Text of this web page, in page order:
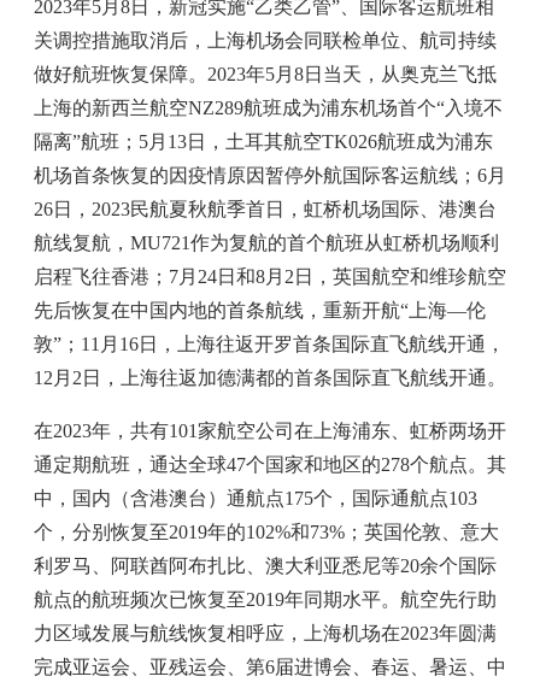
2023年5月8日，新冠实施“乙类乙管”、国际客运航班相
关调控措施取消后，上海机场会同联检单位、航司持续
做好航班恢复保障。2023年5月8日当天，从奥克兰飞抵
上海的新西兰航空NZ289航班成为浦东机场首个“入境不
隔离”航班；5月13日，土耳其航空TK026航班成为浦东
机场首条恢复的因疫情原因暂停外航国际客运航线；6月
26日，2023民航夏秋航季首日，虹桥机场国际、港澳台
航线复航，MU721作为复航的首个航班从虹桥机场顺利
启程飞往香港；7月24日和8月2日，英国航空和维珍航空
先后恢复在中国内地的首条航线，重新开航“上海—伦
敦”；11月16日，上海往返开罗首条国际直飞航线开通，
12月2日，上海往返加德满都的首条国际直飞航线开通。
在2023年，共有101家航空公司在上海浦东、虹桥两场开
通定期航班，通达全球47个国家和地区的278个航点。其
中，国内（含港澳台）通航点175个，国际通航点103
个，分别恢复至2019年的102%和73%；英国伦敦、意大
利罗马、阿联酋阿布扎比、澳大利亚悉尼等20余个国际
航点的航班频次已恢复至2019年同期水平。航空先行助
力区域发展与航线恢复相呼应，上海机场在2023年圆满
完成亚运会、亚残运会、第6届进博会、春运、暑运、中